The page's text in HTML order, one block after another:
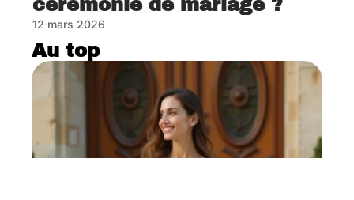
cérémonie de mariage ?
12 mars 2026
Au top